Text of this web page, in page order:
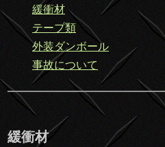
緩衝材
テープ類
外装ダンボール
事故について
緩衝材